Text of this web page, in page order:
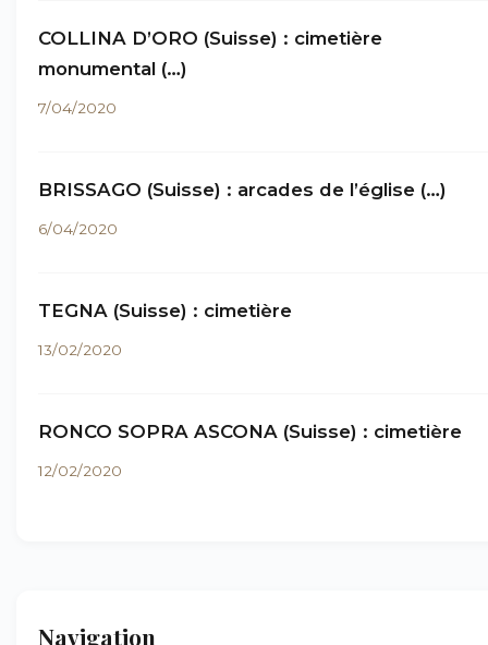
COLLINA D’ORO (Suisse) : cimetière
monumental (…)
7/04/2020
BRISSAGO (Suisse) : arcades de l’église (…)
6/04/2020
TEGNA (Suisse) : cimetière
13/02/2020
RONCO SOPRA ASCONA (Suisse) : cimetière
12/02/2020
Navigation